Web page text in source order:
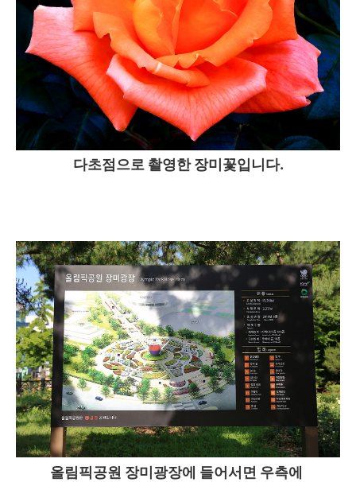
다초점으로 촬영한 장미꽃입니다.
올림픽공원 장미광장에 들어서면 우측에